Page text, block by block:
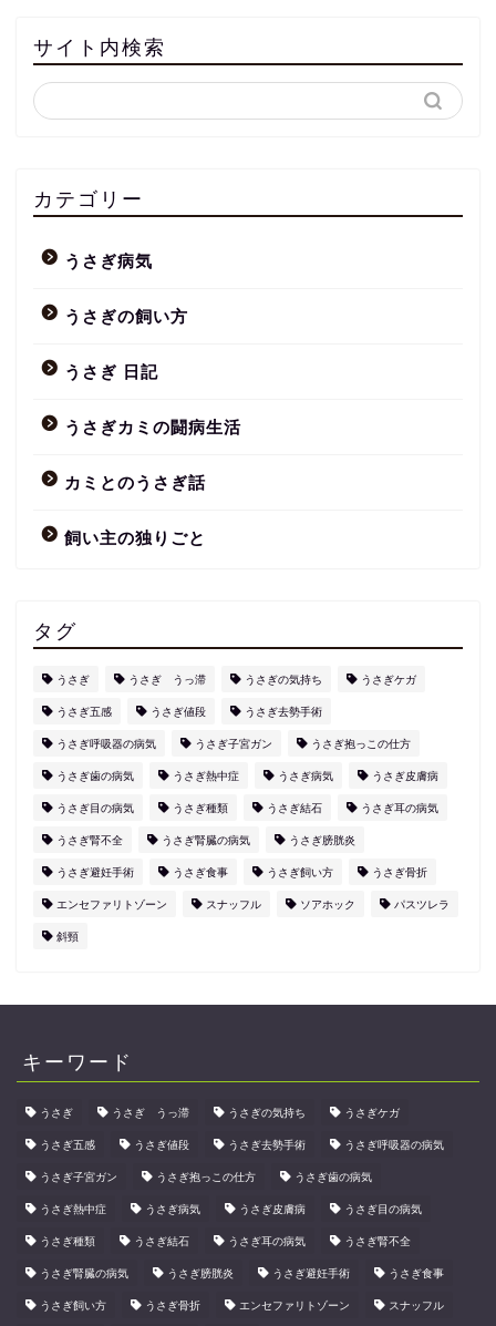
サイト内検索
カテゴリー
うさぎ病気
うさぎの飼い方
うさぎ 日記
うさぎカミの闘病生活
カミとのうさぎ話
飼い主の独りごと
タグ
うさぎ うさぎ うっ滞 うさぎの気持ち うさぎケガ
うさぎ五感 うさぎ値段 うさぎ去勢手術
うさぎ呼吸器の病気 うさぎ子宮ガン うさぎ抱っこの仕方
うさぎ歯の病気 うさぎ熱中症 うさぎ病気 うさぎ皮膚病
うさぎ目の病気 うさぎ種類 うさぎ結石 うさぎ耳の病気
うさぎ腎不全 うさぎ腎臓の病気 うさぎ膀胱炎
うさぎ避妊手術 うさぎ食事 うさぎ飼い方 うさぎ骨折
エンセファリトゾーン スナッフル ソアホック パスツレラ
斜頸
キーワード
うさぎ うさぎ うっ滞 うさぎの気持ち うさぎケガ
うさぎ五感 うさぎ値段 うさぎ去勢手術 うさぎ呼吸器の病気
うさぎ子宮ガン うさぎ抱っこの仕方 うさぎ歯の病気
うさぎ熱中症 うさぎ病気 うさぎ皮膚病 うさぎ目の病気
うさぎ種類 うさぎ結石 うさぎ耳の病気 うさぎ腎不全
うさぎ腎臓の病気 うさぎ膀胱炎 うさぎ避妊手術 うさぎ食事
うさぎ飼い方 うさぎ骨折 エンセファリトゾーン スナッフル